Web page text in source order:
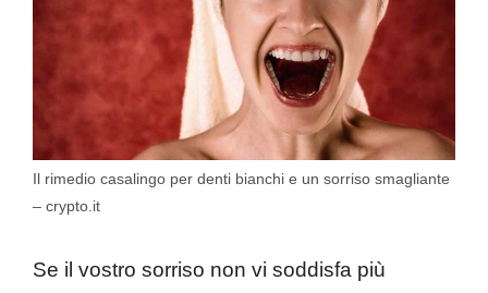
Il rimedio casalingo per denti bianchi e un sorriso smagliante
– crypto.it
Se il vostro sorriso non vi soddisfa più